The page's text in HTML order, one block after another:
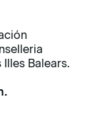
Balears.